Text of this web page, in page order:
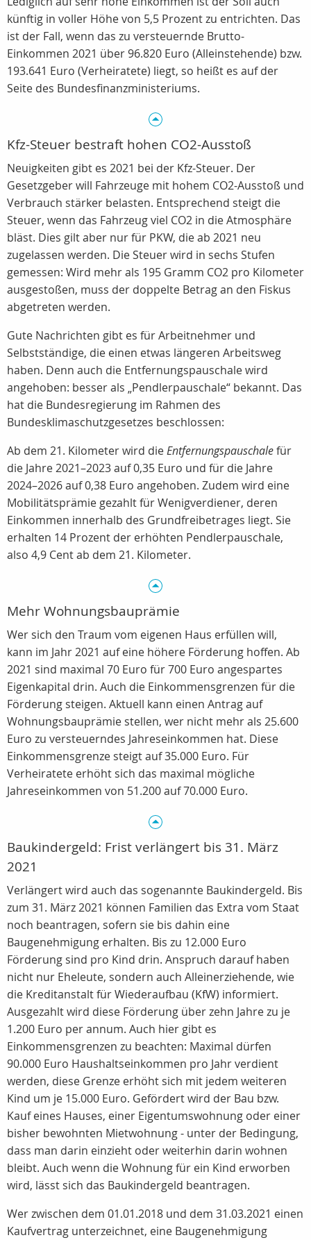
künftig in voller Höhe von 5,5 Prozent zu entrichten. Das
ist der Fall, wenn das zu versteuernde Brutto-
Einkommen 2021 über 96.820 Euro (Alleinstehende) bzw.
193.641 Euro (Verheiratete) liegt, so heißt es auf der
Seite des Bundesfinanzministeriums.
Kfz-Steuer bestraft hohen CO2-Ausstoß
Neuigkeiten gibt es 2021 bei der Kfz-Steuer. Der
Gesetzgeber will Fahrzeuge mit hohem CO2-Ausstoß und
Verbrauch stärker belasten. Entsprechend steigt die
Steuer, wenn das Fahrzeug viel CO2 in die Atmosphäre
bläst. Dies gilt aber nur für PKW, die ab 2021 neu
zugelassen werden. Die Steuer wird in sechs Stufen
gemessen: Wird mehr als 195 Gramm CO2 pro Kilometer
ausgestoßen, muss der doppelte Betrag an den Fiskus
abgetreten werden.
Gute Nachrichten gibt es für Arbeitnehmer und
Selbstständige, die einen etwas längeren Arbeitsweg
haben. Denn auch die Entfernungspauschale wird
angehoben: besser als „Pendlerpauschale“ bekannt. Das
hat die Bundesregierung im Rahmen des
Bundesklimaschutzgesetzes beschlossen:
Ab dem 21. Kilometer wird dieEntfernungspauschalefür
die Jahre 2021–2023 auf 0,35 Euro und für die Jahre
2024–2026 auf 0,38 Euro angehoben. Zudem wird eine
Mobilitätsprämie gezahlt für Wenigverdiener, deren
Einkommen innerhalb des Grundfreibetrages liegt. Sie
erhalten 14 Prozent der erhöhten Pendlerpauschale,
also 4,9 Cent ab dem 21. Kilometer.
Mehr Wohnungsbauprämie
Wer sich den Traum vom eigenen Haus erfüllen will,
kann im Jahr 2021 auf eine höhere Förderung hoffen. Ab
2021 sind maximal 70 Euro für 700 Euro angespartes
Eigenkapital drin. Auch die Einkommensgrenzen für die
Förderung steigen. Aktuell kann einen Antrag auf
Wohnungsbauprämie stellen, wer nicht mehr als 25.600
Euro zu versteuerndes Jahreseinkommen hat. Diese
Einkommensgrenze steigt auf 35.000 Euro. Für
Verheiratete erhöht sich das maximal mögliche
Jahreseinkommen von 51.200 auf 70.000 Euro.
Baukindergeld: Frist verlängert bis 31. März
2021
Verlängert wird auch das sogenannte Baukindergeld. Bis
zum 31. März 2021 können Familien das Extra vom Staat
noch beantragen, sofern sie bis dahin eine
Baugenehmigung erhalten. Bis zu 12.000 Euro
Förderung sind pro Kind drin. Anspruch darauf haben
nicht nur Eheleute, sondern auch Alleinerziehende, wie
die Kreditanstalt für Wiederaufbau (KfW) informiert.
Ausgezahlt wird diese Förderung über zehn Jahre zu je
1.200 Euro per annum. Auch hier gibt es
Einkommensgrenzen zu beachten: Maximal dürfen
90.000 Euro Haushaltseinkommen pro Jahr verdient
werden, diese Grenze erhöht sich mit jedem weiteren
Kind um je 15.000 Euro. Gefördert wird der Bau bzw.
Kauf eines Hauses, einer Eigentumswohnung oder einer
bisher bewohnten Mietwohnung - unter der Bedingung,
dass man darin einzieht oder weiterhin darin wohnen
bleibt. Auch wenn die Wohnung für ein Kind erworben
wird, lässt sich das Baukindergeld beantragen.
Wer zwischen dem 01.01.2018 und dem 31.03.2021 einen
Kaufvertrag unterzeichnet, eine Baugenehmigung